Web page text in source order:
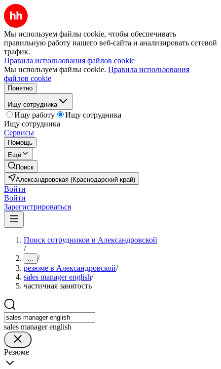
Мы используем файлы cookie, чтобы обеспечивать
правильную работу нашего веб-сайта и анализировать сетевой
трафик.
Правила использования файлов cookie
Мы используем файлы cookie. Правила использования
файлов cookie
Понятно
Ищу сотрудника
Ищу работу
Ищу сотрудника
Ищу сотрудника
Сервисы
Помощь
Ещё
Поиск
Александровская (Краснодарский край)
Войти
Войти
Зарегистрироваться
Поиск сотрудников в Александровской
/
... /
резюме в Александровской/
sales manager english/
частичная занятость
sales manager english
Резюме